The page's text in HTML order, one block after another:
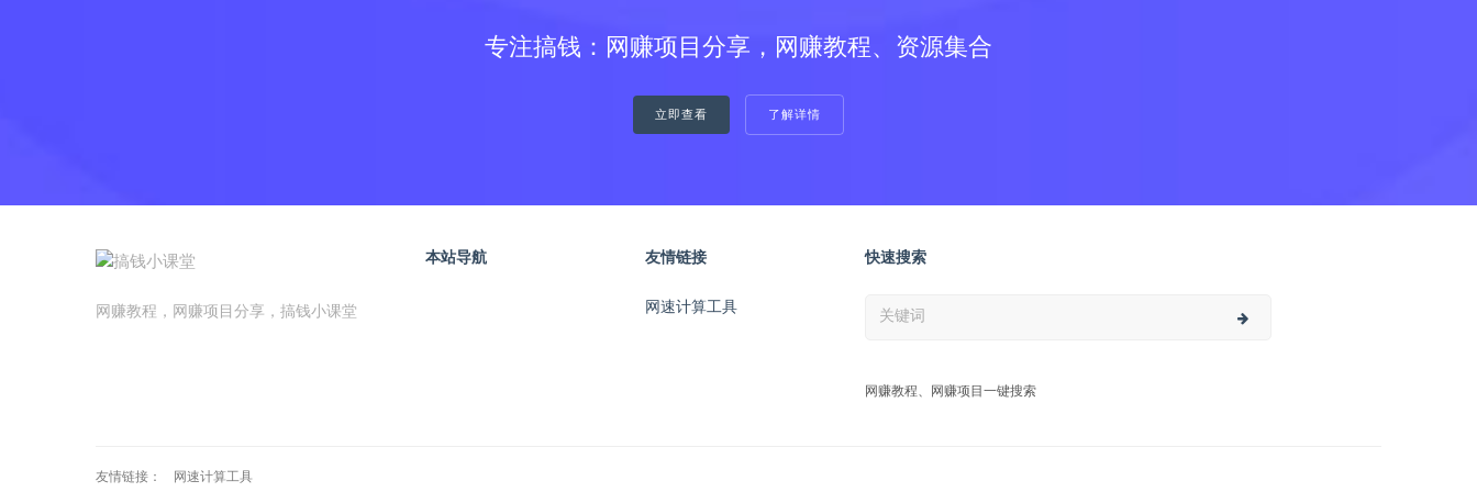
专注搞钱：网赚项目分享，网赚教程、资源集合
立即查看 了解详情
网赚教程，网赚项目分享，搞钱小课堂
本站导航 友情链接
网速计算工具
快速搜索
网赚教程、网赚项目一键搜索
友情链接： 网速计算工具